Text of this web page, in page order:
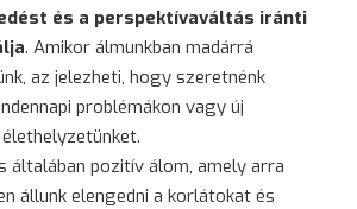
és a perspektívaváltás iránti
. Amikor álmunkban madárrá
az jelezheti, hogy szeretnénk
problémákon vagy új
általában pozitív álom, amely arra
állunk elengedni a korlátokat és